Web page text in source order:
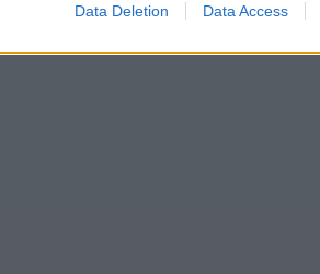
Data Deletion Data Access